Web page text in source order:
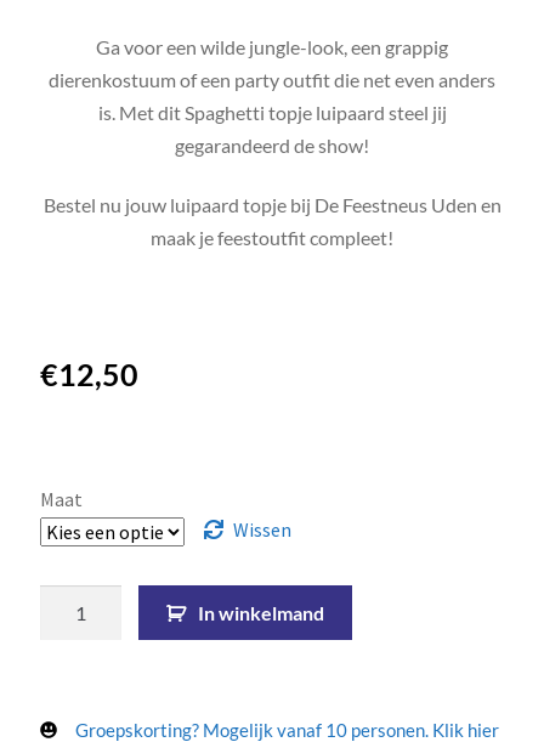
Ga voor een wilde jungle-look, een grappig
dierenkostuum of een party outfit die net even anders
is. Met dit Spaghetti topje luipaard steel jij
gegarandeerd de show!
Bestel nu jouw luipaard topje bij De Feestneus Uden en
maak je feestoutfit compleet!
€12,50
Maat
Wissen
In winkelmand
Groepskorting? Mogelijk vanaf 10 personen. Klik hier